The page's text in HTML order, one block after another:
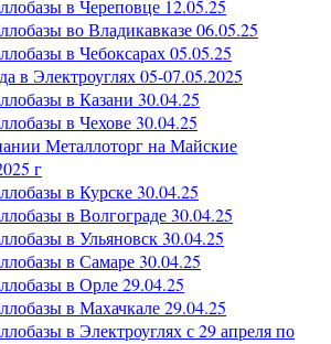
в Череповце 12.05.25
во Владикавказе 06.05.25
в Чебоксарах 05.05.25
в Электроуглях 05-07.05.2025
в Казани 30.04.25
в Чехове 30.04.25
Металлоторг на Майские
г
в Курске 30.04.25
в Волгограде 30.04.25
в Ульяновск 30.04.25
в Самаре 30.04.25
в Орле 29.04.25
в Махачкале 29.04.25
в Электроуглях с 29 апреля по